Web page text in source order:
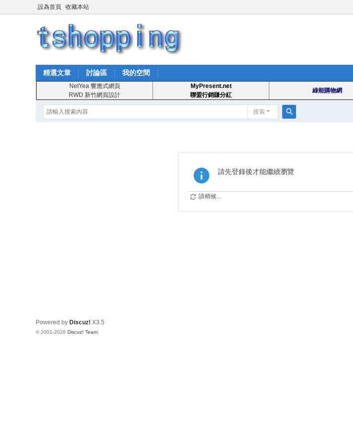
設為首頁 收藏本站
精選文章 討論區 我的空間
NetYea 響應式網頁
RWD 新竹網頁設計
MyPresent.net
聯盟行銷賺分紅
綠能購物網
搜索
請先登錄後才能繼續瀏覽
請稍候...
Powered by Discuz! X3.5
© 2001-2026 Discuz! Team